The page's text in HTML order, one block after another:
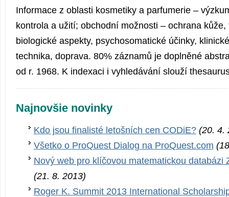
Informace z oblasti kosmetiky a parfumerie –
kontrola a užití; obchodní možnosti – ochrana kůže,
biologické aspekty, psychosomatické účinky,
technika, doprava. 80% záznamů je doplněné
od r. 1968. K indexaci i vyhledávání slouží
Najnovšie novinky
Kdo jsou finalisté letošních cen CODiE? (20. 4.
Všetko o ProQuest Dialog na ProQuest.com
Nový web pro klíčovou matematickou databázi
(21. 8. 2013)
Roger K. Summit 2013 International